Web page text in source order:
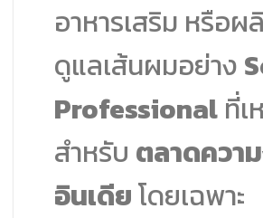
อาหารเสริม หรือ
ดูแลเส้นผมอย่าง
Professionalที่เ
สำหรับ ตลาดควา
อินเดียโดยเฉพาะ